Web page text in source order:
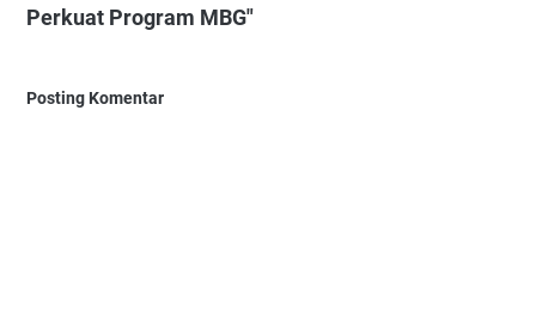
Perkuat Program MBG"
Posting Komentar